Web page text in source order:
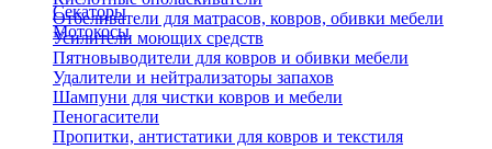
Секаторы
Мотокосы
Отбеливатели для матрасов, ковров, обивки мебели
Усилители моющих средств
Пятновыводители для ковров и обивки мебели
Удалители и нейтрализаторы запахов
Шампуни для чистки ковров и мебели
Пеногасители
Пропитки, антистатики для ковров и текстиля